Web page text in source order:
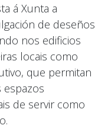
á Xunta a
de deseños
nos edificios
locais como
que permitan
espazos
de servir como